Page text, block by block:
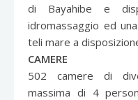
di Bayahibe e
idromassaggio ed
teli mare a
CAMERE
502 camere di
massima di 4